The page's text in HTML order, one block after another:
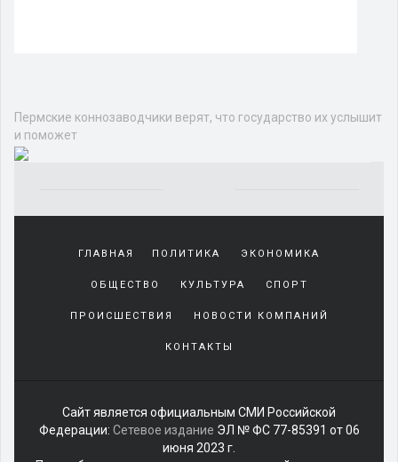
Пермские коннозаводчики верят, что государство их услышит
и поможет
sürekli
beraber
geçirerek
harcadığı
yakın
olan
arkadaşına
ГЛАВНАЯ ПОЛИТИКА ЭКОНОМИКА
ОБЩЕСТВО КУЛЬТУРА СПОРТ
ПРОИСШЕСТВИЯ НОВОСТИ КОМПАНИЙ
КОНТАКТЫ
Сайт является официальным СМИ Российской
Федерации: Сетевое издание ЭЛ № ФС 77-85391 от 06
июня 2023 г.